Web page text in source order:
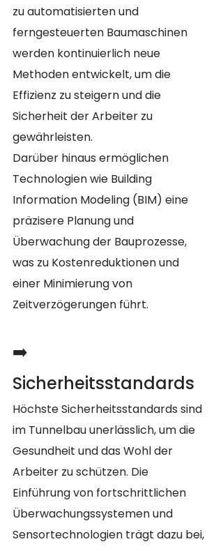
zu automatisierten und
ferngesteuerten Baumaschinen
werden kontinuierlich neue
Methoden entwickelt, um die
Effizienz zu steigern und die
Sicherheit der Arbeiter zu
gewährleisten.
Darüber hinaus ermöglichen
Technologien wie Building
Information Modeling (BIM) eine
präzisere Planung und
Überwachung der Bauprozesse,
was zu Kostenreduktionen und
einer Minimierung von
Zeitverzögerungen führt.
➡️
Sicherheitsstandards
Höchste Sicherheitsstandards sind
im Tunnelbau unerlässlich, um die
Gesundheit und das Wohl der
Arbeiter zu schützen. Die
Einführung von fortschrittlichen
Überwachungssystemen und
Sensortechnologien trägt dazu bei,